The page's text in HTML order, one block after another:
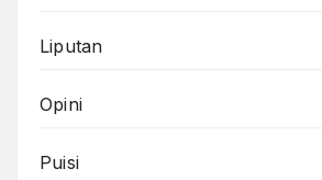
Liputan
Opini
Puisi